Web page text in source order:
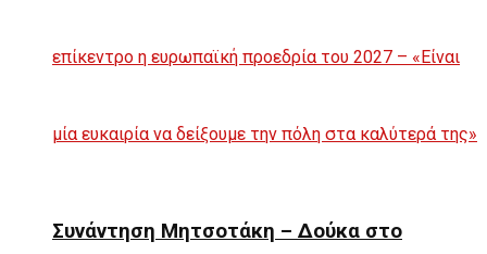
Συνάντηση Μητσοτάκη – Δούκα στο